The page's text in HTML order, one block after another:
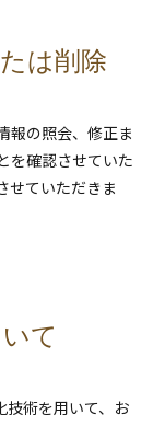
は削除
報の照会、修正ま
を確認させていた
せていただきま
て
技術を用いて、お